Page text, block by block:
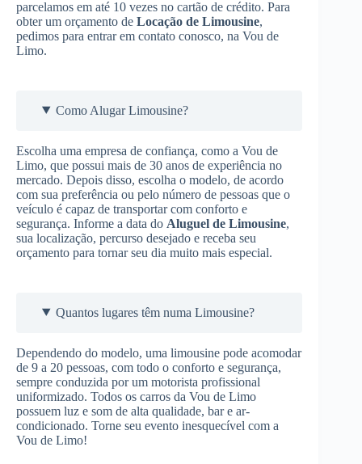
parcelamos em até 10 vezes no cartão de crédito. Para
obter um orçamento de Locação de Limousine,
pedimos para entrar em contato conosco, na Vou de
Limo.
Como Alugar Limousine?
Escolha uma empresa de confiança, como a Vou de
Limo, que possui mais de 30 anos de experiência no
mercado. Depois disso, escolha o modelo, de acordo
com sua preferência ou pelo número de pessoas que o
veículo é capaz de transportar com conforto e
segurança. Informe a data do Aluguel de Limousine,
sua localização, percurso desejado e receba seu
orçamento para tornar seu dia muito mais especial.
Quantos lugares têm numa Limousine?
Dependendo do modelo, uma limousine pode acomodar
de 9 a 20 pessoas, com todo o conforto e segurança,
sempre conduzida por um motorista profissional
uniformizado. Todos os carros da Vou de Limo
possuem luz e som de alta qualidade, bar e ar-
condicionado. Torne seu evento inesquecível com a
Vou de Limo!